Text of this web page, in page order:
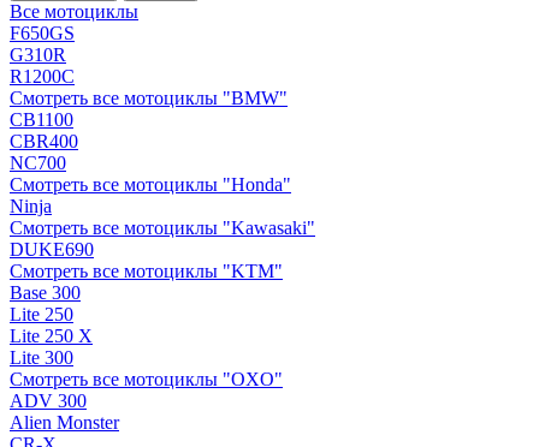
Все мотоциклы
F650GS
G310R
R1200C
Смотреть все мотоциклы "BMW"
CB1100
CBR400
NC700
Смотреть все мотоциклы "Honda"
Ninja
Смотреть все мотоциклы "Kawasaki"
DUKE690
Смотреть все мотоциклы "KTM"
Base 300
Lite 250
Lite 250 X
Lite 300
Смотреть все мотоциклы "OXO"
ADV 300
Alien Monster